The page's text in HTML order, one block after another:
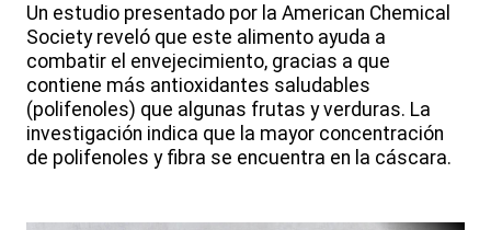
Un estudio presentado por la American Chemical
Society reveló que este alimento ayuda a
combatir el envejecimiento, gracias a que
contiene más antioxidantes saludables
(polifenoles) que algunas frutas y verduras. La
investigación indica que la mayor concentración
de polifenoles y fibra se encuentra en la cáscara.